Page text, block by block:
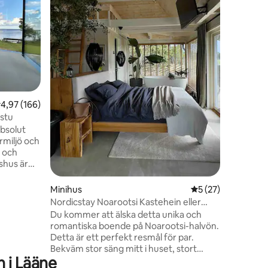
av 5 i genomsnittligt betyg, 166 omdömen
4,97 (166)
och
Minihus 5 av 5 i
5 (27)
Nordicstay Noarootsi Kastehein eller
Loojangu Villa
Du kommer att älska detta unika och
romantiska boende på Noarootsi-halvön.
Detta är ett perfekt resmål för par.
Bekväm stor säng mitt i huset, stort
badkar för 2 personer att njuta av
i Lääne